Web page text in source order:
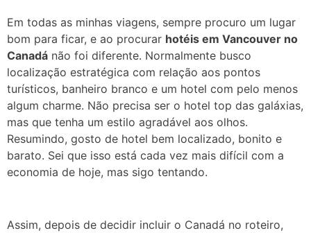
Em todas as minhas viagens, sempre procuro um lugar
bom para ficar, e ao procurar hotéis em Vancouver no
Canadá não foi diferente. Normalmente busco
localização estratégica com relação aos pontos
turísticos, banheiro branco e um hotel com pelo menos
algum charme. Não precisa ser o hotel top das galáxias,
mas que tenha um estilo agradável aos olhos.
Resumindo, gosto de hotel bem localizado, bonito e
barato. Sei que isso está cada vez mais difícil com a
economia de hoje, mas sigo tentando.
Assim, depois de decidir incluir o Canadá no roteiro,